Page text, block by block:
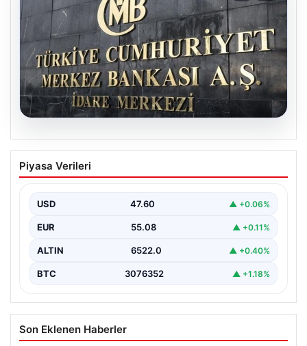
05.08.2026
Merkez Bankası Nisan Ayı Faiz Kararı Ne
Zaman Açıklanacak? Ekonomistlerin
Türkiye Cumhuriyet Merkez Bankası (TCMB) Para
üzere…
Piyasa Verileri
USD 47.60 ▲ +0.06%
EUR 55.08 ▲ +0.11%
ALTIN 6522.0 ▲ +0.40%
BTC 3076352 ▲ +1.18%
Son Eklenen Haberler